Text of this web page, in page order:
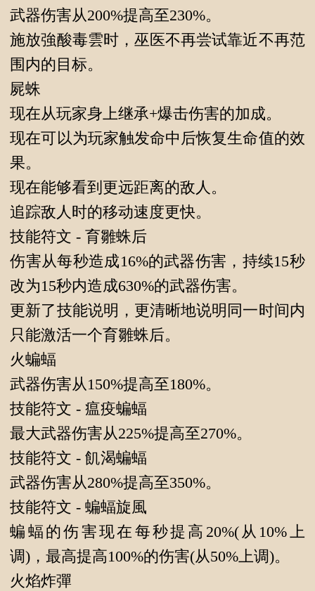
武器伤害从200%提高至230%。
施放強酸毒雲时，巫医不再尝试靠近不再范
围内的目标。
屍蛛
现在从玩家身上继承+爆击伤害的加成。
现在可以为玩家触发命中后恢复生命值的效
果。
现在能够看到更远距离的敌人。
追踪敌人时的移动速度更快。
技能符文 - 育雛蛛后
伤害从每秒造成16%的武器伤害，持续15秒
改为15秒内造成630%的武器伤害。
更新了技能说明，更清晰地说明同一时间内
只能激活一个育雛蛛后。
火蝙蝠
武器伤害从150%提高至180%。
技能符文 - 瘟疫蝙蝠
最大武器伤害从225%提高至270%。
技能符文 - 飢渴蝙蝠
武器伤害从280%提高至350%。
技能符文 - 蝙蝠旋風
蝙蝠的伤害现在每秒提高20%(从10%上
调)，最高提高100%的伤害(从50%上调)。
火焰炸彈